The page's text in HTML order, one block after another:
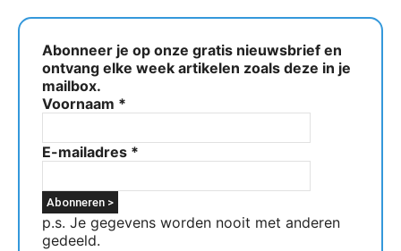
Abonneer je op onze gratis nieuwsbrief en
ontvang elke week artikelen zoals deze in je
mailbox.
Voornaam *
E-mailadres *
p.s. Je gegevens worden nooit met anderen
gedeeld.